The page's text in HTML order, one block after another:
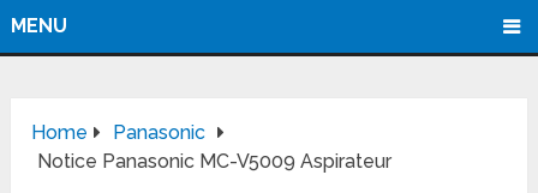
MENU
Home
Panasonic
Notice Panasonic MC-V5009 Aspirateur